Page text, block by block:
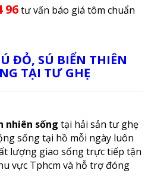
96tư vấn báo giá tôm chuẩn
ĐỎ, SÚ BIỂN THIÊN
TẠI TƯ GHẸ
nhiên sống tại hải sản tư ghẹ
sống tại hồ mỗi ngày luôn
lượng giao sống trực tiếp tận
vực Tphcm và hỗ trợ đóng